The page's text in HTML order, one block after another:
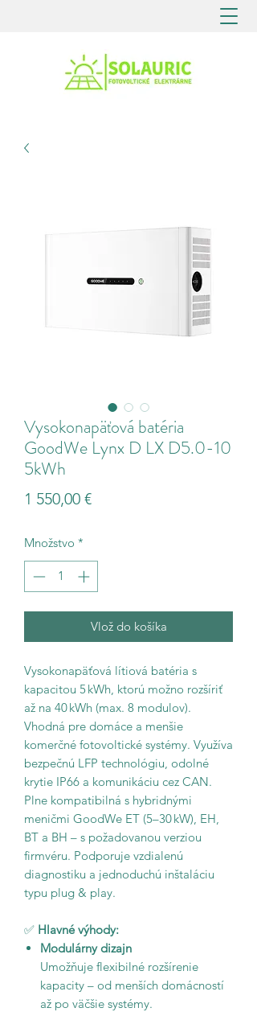
Vysokonapäťová batéria
GoodWe Lynx D LX D5.0-10
5kWh
1 550,00 €Price
Množstvo *
Vlož do košíka
Vysokonapäťová lítiová batéria s
kapacitou 5 kWh, ktorú možno rozšíriť
až na 40 kWh (max. 8 modulov).
Vhodná pre domáce a menšie
komerčné fotovoltické systémy. Využíva
bezpečnú LFP technológiu, odolné
krytie IP66 a komunikáciu cez CAN.
Plne kompatibilná s hybridnými
meničmi GoodWe ET (5–30 kW), EH,
BT a BH – s požadovanou verziou
firmvéru. Podporuje vzdialenú
diagnostiku a jednoduchú inštaláciu
typu plug & play.
✅ Hlavné výhody:
Modulárny dizajn
Umožňuje flexibilné rozšírenie
kapacity – od menších domácností
až po väčšie systémy.